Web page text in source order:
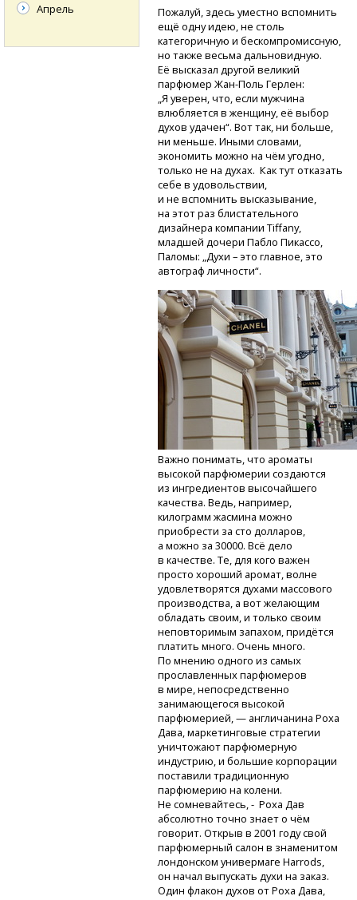
Пожалуй, здесь уместно вспомнить
ещё одну идею, не столь
категоричную и бескомпромиссную,
но также весьма дальновидную.
Её высказал другой великий
парфюмерЖан-Поль Герлен:
„Я уверен, что, если мужчина
влюбляется в женщину, её выбор
духов удачен“. Вот так, ни больше,
ни меньше. Иными словами,
экономить можно на чём угодно,
только не на духах. Как тут отказать
себе в удовольствии,
и не вспомнить высказывание,
на этот раз блистательного
дизайнера компании Tiffany,
младшей дочери Пабло Пикассо,
Паломы: „Духи – это главное, это
автограф личности“.
Важно понимать, что ароматы
высокой парфюмерии создаются
из ингредиентов высочайшего
качества. Ведь, например,
килограмм жасмина можно
приобрести за сто долларов,
а можно за 30000. Всё дело
в качестве. Те, для кого важен
просто хороший аромат, волне
удовлетворятся духами массового
производства, а вот желающим
обладать своим, и только своим
неповторимым запахом, придётся
платить много. Очень много.
По мнению одного из самых
прославленных парфюмеров
в мире, непосредственно
занимающегося высокой
парфюмерией, — англичанина Роха
Дава, маркетинговые стратегии
уничтожают парфюмерную
индустрию, и большие корпорации
поставили традиционную
парфюмерию на колени.
Не сомневайтесь, - Роха Дав
абсолютно точно знает о чём
говорит. Открыв в 2001 году свой
парфюмерный салон в знаменитом
лондонском универмаге Harrods,
он начал выпускать духи на заказ.
Один флакон духов от Роха Дава,
Апрель